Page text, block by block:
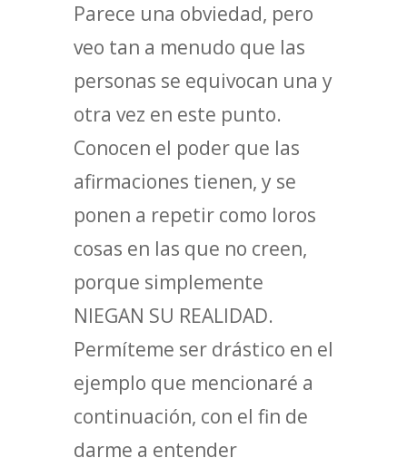
Parece una obviedad, pero
veo tan a menudo que las
personas se equivocan una y
otra vez en este punto.
Conocen el poder que las
afirmaciones tienen, y se
ponen a repetir como loros
cosas en las que no creen,
porque simplemente
NIEGAN SU REALIDAD.
Permíteme ser drástico en el
ejemplo que mencionaré a
continuación, con el fin de
darme a entender